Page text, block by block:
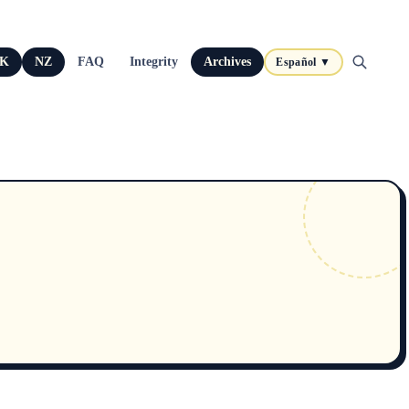
NZ FAQ Integrity Archives Español ▼